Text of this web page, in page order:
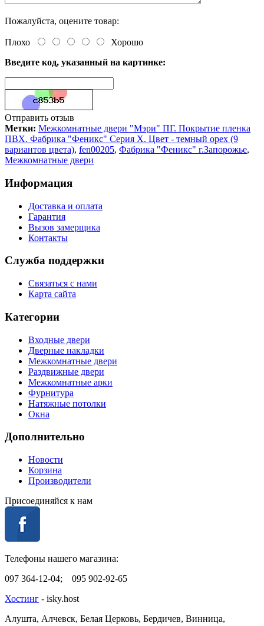
Пожалуйста, оцените товар:
Плохо
Хорошо
Введите код, указанный на картинке:
Отправить отзыв
Метки: Межкомнатные двери "Мэри" ПГ. Покрытие пленка
ПВХ. Фабрика "Феникс" Серия Х. Цвет - темный орех (9
вариантов цвета), fen00205, Фабрика "Феникс" г.Запорожье,
Межкомнатные двери
Информация
Доставка и оплата
Гарантия
Вызов замерщика
Контакты
Служба поддержки
Связаться с нами
Карта сайта
Категории
Входные двери
Дверные накладки
Межкомнатные двери
Раздвижные двери
Межкомнатные арки
Фурнитура
Натяжные потолки
Окна
Дополнительно
Новости
Корзина
Производители
Присоединяйся к нам
Телефоны нашего магазина:
097 364-12-04; 095 902-92-65
Хостинг - isky.host
Алушта, Алчевск, Белая Церковь, Бердичев, Винница,